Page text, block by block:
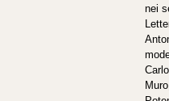
nei